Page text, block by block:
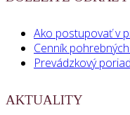
Ako postupovať v
Cenník
Prevádzkový
AKTUALITY